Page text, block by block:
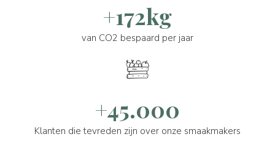
+172kg
van CO2 bespaard per jaar
+45.000
Klanten die tevreden zijn over onze smaakmakers